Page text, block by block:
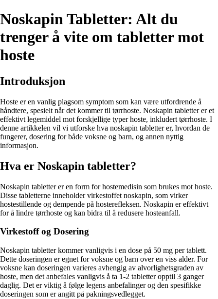
Noskapin Tabletter: Alt du
trenger å vite om tabletter mot
hoste
Introduksjon
Hoste er en vanlig plagsom symptom som kan være utfordrende å
håndtere, spesielt når det kommer til tørrhoste. Noskapin tabletter er et
effektivt legemiddel mot forskjellige typer hoste, inkludert tørrhoste. I
denne artikkelen vil vi utforske hva noskapin tabletter er, hvordan de
fungerer, dosering for både voksne og barn, og annen nyttig
informasjon.
Hva er Noskapin tabletter?
Noskapin tabletter er en form for hostemedisin som brukes mot hoste.
Disse tabletterne inneholder virkestoffet noskapin, som virker
hostestillende og dempende på hosterefleksen. Noskapin er effektivt
for å lindre tørrhoste og kan bidra til å redusere hosteanfall.
Virkestoff og Dosering
Noskapin tabletter kommer vanligvis i en dose på 50 mg per tablett.
Dette doseringen er egnet for voksne og barn over en viss alder. For
voksne kan doseringen varieres avhengig av alvorlighetsgraden av
hoste, men det anbefales vanligvis å ta 1-2 tabletter opptil 3 ganger
daglig. Det er viktig å følge legens anbefalinger og den spesifikke
doseringen som er angitt på pakningsvedlegget.